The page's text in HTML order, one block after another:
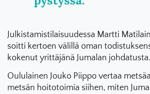
Julkistamistilaisuudessa Martti
soitti kertoen välillä oman
kokenut yrittäjänä Jumalan johdatusta.
Oululainen Jouko Piippo vertaa
metsän hoitotoimia siihen, miten